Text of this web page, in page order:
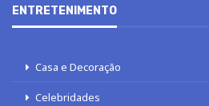
ENTRETENIMENTO
Casa e Decoração
Celebridades